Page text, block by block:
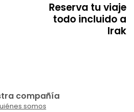
Reserva tu viaje
todo incluido a
Irak
compañía
somos